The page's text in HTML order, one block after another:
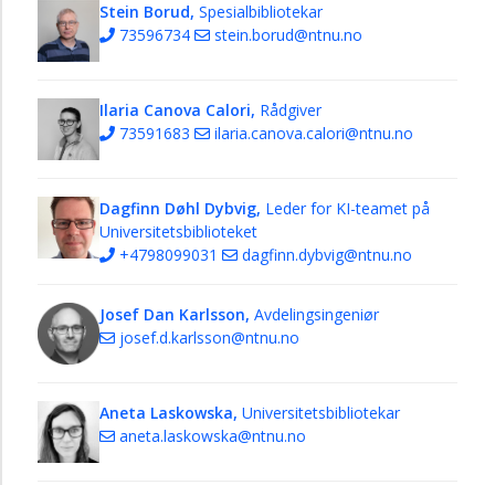
læringsstøtte
Tilsette
avdelingsbibliotek
Organisering
NTNU
Stein Borud, Spesialbibliotekar
73596734
stein.borud@ntnu.no
Ilaria Canova Calori, Rådgiver
73591683
ilaria.canova.calori@ntnu.no
Dagfinn Døhl Dybvig, Leder for KI-teamet på
Universitetsbiblioteket
+4798099031
dagfinn.dybvig@ntnu.no
Josef Dan Karlsson, Avdelingsingeniør
josef.d.karlsson@ntnu.no
Aneta Laskowska, Universitetsbibliotekar
aneta.laskowska@ntnu.no